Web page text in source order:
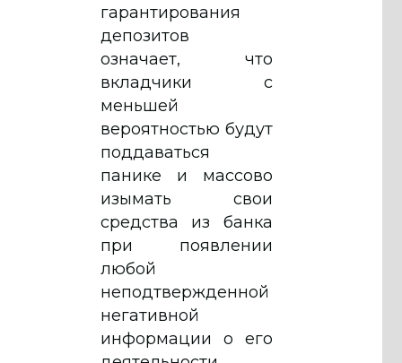
гарантирования
депозитов
означает, что
вкладчики с
меньшей
вероятностью будут
поддаваться
панике и массово
изымать свои
средства из банка
при появлении
любой
неподтвержденной
негативной
информации о его